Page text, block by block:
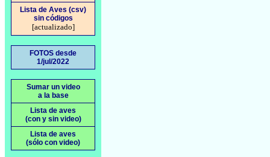
Lista de Aves (csv)
sin códigos
[actualizado]
FOTOS desde
1/jul/2022
Sumar un video
a la base
Lista de aves
(con y sin video)
Lista de aves
(sólo con video)